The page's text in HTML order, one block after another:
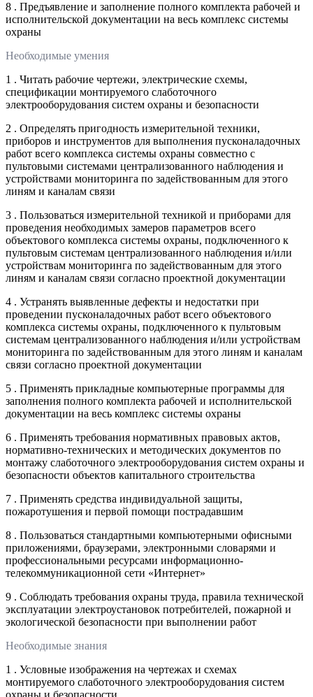
8 . Предъявление и заполнение полного комплекта рабочей и
исполнительской документации на весь комплекс системы
охраны
Необходимые умения
1 . Читать рабочие чертежи, электрические схемы,
спецификации монтируемого слаботочного
электрооборудования систем охраны и безопасности
2 . Определять пригодность измерительной техники,
приборов и инструментов для выполнения пусконаладочных
работ всего комплекса системы охраны совместно с
пультовыми системами централизованного наблюдения и
устройствами мониторинга по задействованным для этого
линям и каналам связи
3 . Пользоваться измерительной техникой и приборами для
проведения необходимых замеров параметров всего
объектового комплекса системы охраны, подключенного к
пультовым системам централизованного наблюдения и/или
устройствам мониторинга по задействованным для этого
линям и каналам связи согласно проектной документации
4 . Устранять выявленные дефекты и недостатки при
проведении пусконаладочных работ всего объектового
комплекса системы охраны, подключенного к пультовым
системам централизованного наблюдения и/или устройствам
мониторинга по задействованным для этого линям и каналам
связи согласно проектной документации
5 . Применять прикладные компьютерные программы для
заполнения полного комплекта рабочей и исполнительской
документации на весь комплекс системы охраны
6 . Применять требования нормативных правовых актов,
нормативно-технических и методических документов по
монтажу слаботочного электрооборудования систем охраны и
безопасности объектов капитального строительства
7 . Применять средства индивидуальной защиты,
пожаротушения и первой помощи пострадавшим
8 . Пользоваться стандартными компьютерными офисными
приложениями, браузерами, электронными словарями и
профессиональными ресурсами информационно-
телекоммуникационной сети «Интернет»
9 . Соблюдать требования охраны труда, правила технической
эксплуатации электроустановок потребителей, пожарной и
экологической безопасности при выполнении работ
Необходимые знания
1 . Условные изображения на чертежах и схемах
монтируемого слаботочного электрооборудования систем
охраны и безопасности